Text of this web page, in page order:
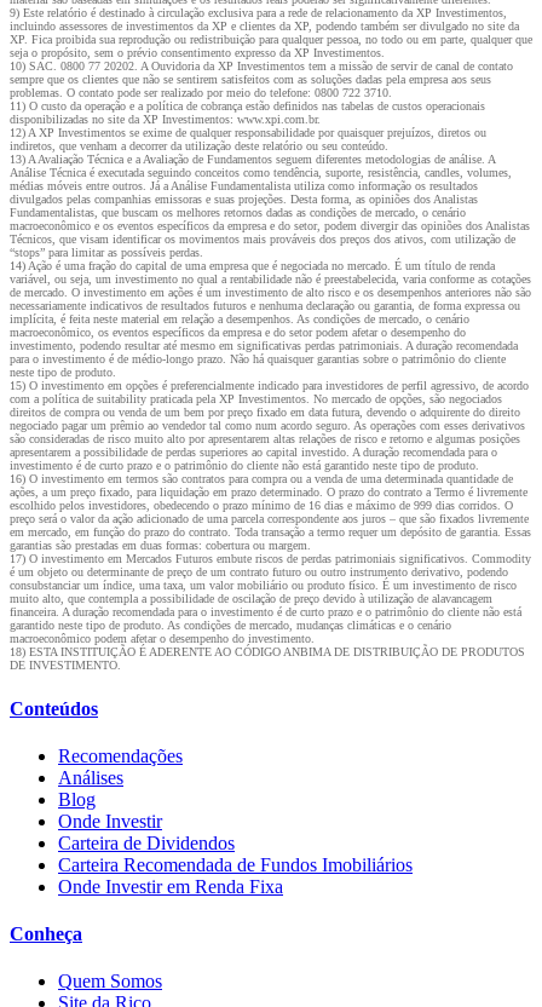
9) Este relatório é destinado à circulação exclusiva para a rede de relacionamento da XP Investimentos,
incluindo assessores de investimentos da XP e clientes da XP, podendo também ser divulgado no site da
XP. Fica proibida sua reprodução ou redistribuição para qualquer pessoa, no todo ou em parte, qualquer que
seja o propósito, sem o prévio consentimento expresso da XP Investimentos.
10) SAC. 0800 77 20202. A Ouvidoria da XP Investimentos tem a missão de servir de canal de contato
sempre que os clientes que não se sentirem satisfeitos com as soluções dadas pela empresa aos seus
problemas. O contato pode ser realizado por meio do telefone: 0800 722 3710.
11) O custo da operação e a política de cobrança estão definidos nas tabelas de custos operacionais
disponibilizadas no site da XP Investimentos: www.xpi.com.br.
12) A XP Investimentos se exime de qualquer responsabilidade por quaisquer prejuízos, diretos ou
indiretos, que venham a decorrer da utilização deste relatório ou seu conteúdo.
13) A Avaliação Técnica e a Avaliação de Fundamentos seguem diferentes metodologias de análise. A
Análise Técnica é executada seguindo conceitos como tendência, suporte, resistência, candles, volumes,
médias móveis entre outros. Já a Análise Fundamentalista utiliza como informação os resultados
divulgados pelas companhias emissoras e suas projeções. Desta forma, as opiniões dos Analistas
Fundamentalistas, que buscam os melhores retornos dadas as condições de mercado, o cenário
macroeconômico e os eventos específicos da empresa e do setor, podem divergir das opiniões dos Analistas
Técnicos, que visam identificar os movimentos mais prováveis dos preços dos ativos, com utilização de
“stops” para limitar as possíveis perdas.
14) Ação é uma fração do capital de uma empresa que é negociada no mercado. É um título de renda
variável, ou seja, um investimento no qual a rentabilidade não é preestabelecida, varia conforme as cotações
de mercado. O investimento em ações é um investimento de alto risco e os desempenhos anteriores não são
necessariamente indicativos de resultados futuros e nenhuma declaração ou garantia, de forma expressa ou
implícita, é feita neste material em relação a desempenhos. As condições de mercado, o cenário
macroeconômico, os eventos específicos da empresa e do setor podem afetar o desempenho do
investimento, podendo resultar até mesmo em significativas perdas patrimoniais. A duração recomendada
para o investimento é de médio-longo prazo. Não há quaisquer garantias sobre o patrimônio do cliente
neste tipo de produto.
15) O investimento em opções é preferencialmente indicado para investidores de perfil agressivo, de acordo
com a política de suitability praticada pela XP Investimentos. No mercado de opções, são negociados
direitos de compra ou venda de um bem por preço fixado em data futura, devendo o adquirente do direito
negociado pagar um prêmio ao vendedor tal como num acordo seguro. As operações com esses derivativos
são consideradas de risco muito alto por apresentarem altas relações de risco e retorno e algumas posições
apresentarem a possibilidade de perdas superiores ao capital investido. A duração recomendada para o
investimento é de curto prazo e o patrimônio do cliente não está garantido neste tipo de produto.
16) O investimento em termos são contratos para compra ou a venda de uma determinada quantidade de
ações, a um preço fixado, para liquidação em prazo determinado. O prazo do contrato a Termo é livremente
escolhido pelos investidores, obedecendo o prazo mínimo de 16 dias e máximo de 999 dias corridos. O
preço será o valor da ação adicionado de uma parcela correspondente aos juros – que são fixados livremente
em mercado, em função do prazo do contrato. Toda transação a termo requer um depósito de garantia. Essas
garantias são prestadas em duas formas: cobertura ou margem.
17) O investimento em Mercados Futuros embute riscos de perdas patrimoniais significativos. Commodity
é um objeto ou determinante de preço de um contrato futuro ou outro instrumento derivativo, podendo
consubstanciar um índice, uma taxa, um valor mobiliário ou produto físico. É um investimento de risco
muito alto, que contempla a possibilidade de oscilação de preço devido à utilização de alavancagem
financeira. A duração recomendada para o investimento é de curto prazo e o patrimônio do cliente não está
garantido neste tipo de produto. As condições de mercado, mudanças climáticas e o cenário
macroeconômico podem afetar o desempenho do investimento.
18) ESTA INSTITUIÇÃO É ADERENTE AO CÓDIGO ANBIMA DE DISTRIBUIÇÃO DE PRODUTOS
DE INVESTIMENTO.
Conteúdos
Recomendações
Análises
Blog
Onde Investir
Carteira de Dividendos
Carteira Recomendada de Fundos Imobiliários
Onde Investir em Renda Fixa
Conheça
Quem Somos